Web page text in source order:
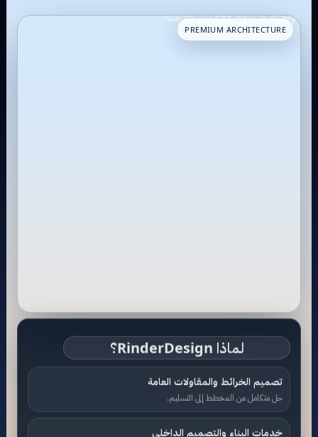
لماذا RinderDesign؟
تصميم الخرائط والمقاولات العامة
حل متكامل من المخطط إلى التسليم.
خدمات البناء والتصميم الداخلى
PREMIUM ARCHITECTURE